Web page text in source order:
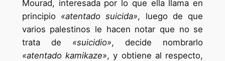
Mourad, interesada por lo que ella llama en
principio «atentado suicida», luego de que
varios palestinos le hacen notar que no se
trata de «suicidio», decide nombrarlo
«atentado kamikaze», y obtiene al respecto,